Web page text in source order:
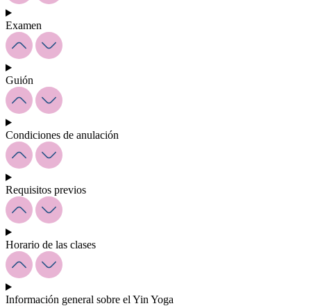
Examen
Guión
Condiciones de anulación
Requisitos previos
Horario de las clases
Información general sobre el Yin Yoga